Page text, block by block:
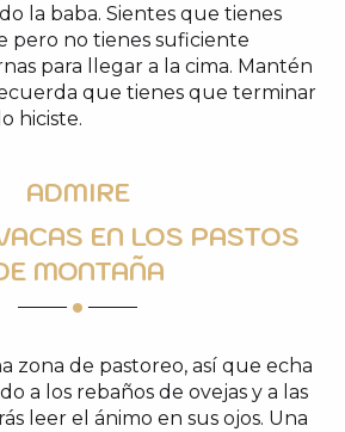
la baba. Sientes que tienes
pero no tienes suficiente
para llegar a la cima. Mantén
que tienes que terminar
hiciste.
ADMIRE
EN LOS PASTOS
MONTAÑA
zona de pastoreo, así que echa
a los rebaños de ovejas y a las
leer el ánimo en sus ojos. Una